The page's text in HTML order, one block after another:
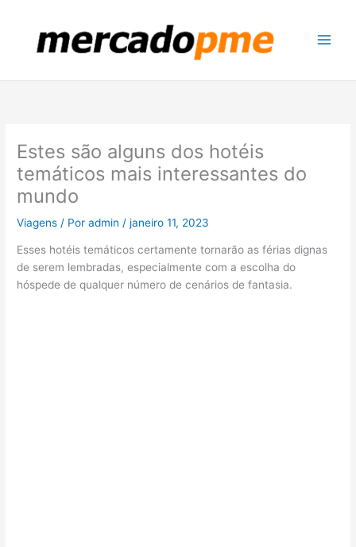
Estes são alguns dos hotéis
temáticos mais interessantes do
mundo
Viagens / Poradmin /janeiro 11, 2023
Esses hotéis temáticos certamente tornarão as férias dignas
de serem lembradas, especialmente com a escolha do
hóspede de qualquer número de cenários de fantasia.